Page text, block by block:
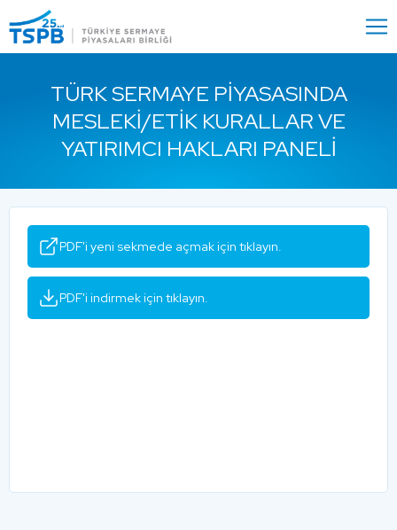
Close
TÜRK SERMAYE PIYASASINDA
MESLEKI/ETIK KURALLAR VE
YATIRIMCI HAKLARI PANELI
PDF'i yeni sekmede açmak için tıklayın.
PDF'i indirmek için tıklayın.